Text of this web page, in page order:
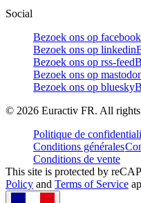
Social
Bezoek ons op facebook
Bezoek ons op linkedin
Bezoek ons op rss-feed
Bezoek ons op
Bezoek ons op bluesky
© 2026 Euractiv FR. All rights
Politique de
Conditions générales
Conditions de vente
This site is protected by
Policy and Terms of Service